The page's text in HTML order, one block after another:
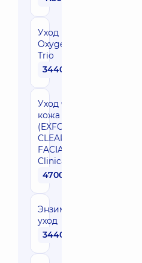
Уход
Oxygenating
Trio
3440 грн
Уход чистая
кожа
(EXFOLIATING
CLEAR SKIN
FACIAL) IS
Clinical
4700 грн
Энзимный
уход
3440 грн